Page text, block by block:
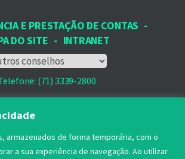
armazenados de forma temporária, com o
a sua experiência de navegação. Ao utilizar
(71) 3339-2800
protocolo@cremeb.org.br
Dr. José Peroba, 251 - Stiep,
BA - CEP: 41.770-235,
E PRESTAÇÃO DE CONTAS -
DO SITE - INTRANET